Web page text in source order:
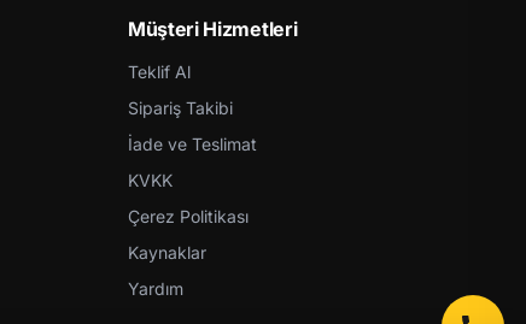
Müşteri Hizmetleri
Teklif Al
Sipariş Takibi
İade ve Teslimat
KVKK
Çerez Politikası
Kaynaklar
Yardım